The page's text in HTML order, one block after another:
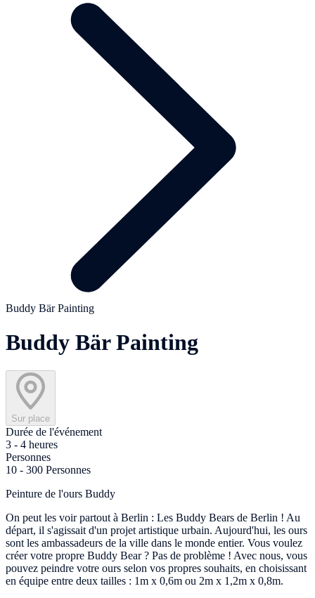
Buddy Bär Painting
Buddy Bär Painting
Sur place
Durée de l'événement
3 - 4 heures
Personnes
10 - 300 Personnes
Peinture de l'ours Buddy
On peut les voir partout à Berlin : Les Buddy Bears de Berlin ! Au
départ, il s'agissait d'un projet artistique urbain. Aujourd'hui, les ours
sont les ambassadeurs de la ville dans le monde entier. Vous voulez
créer votre propre Buddy Bear ? Pas de problème ! Avec nous, vous
pouvez peindre votre ours selon vos propres souhaits, en choisissant
en équipe entre deux tailles : 1m x 0,6m ou 2m x 1,2m x 0,8m.